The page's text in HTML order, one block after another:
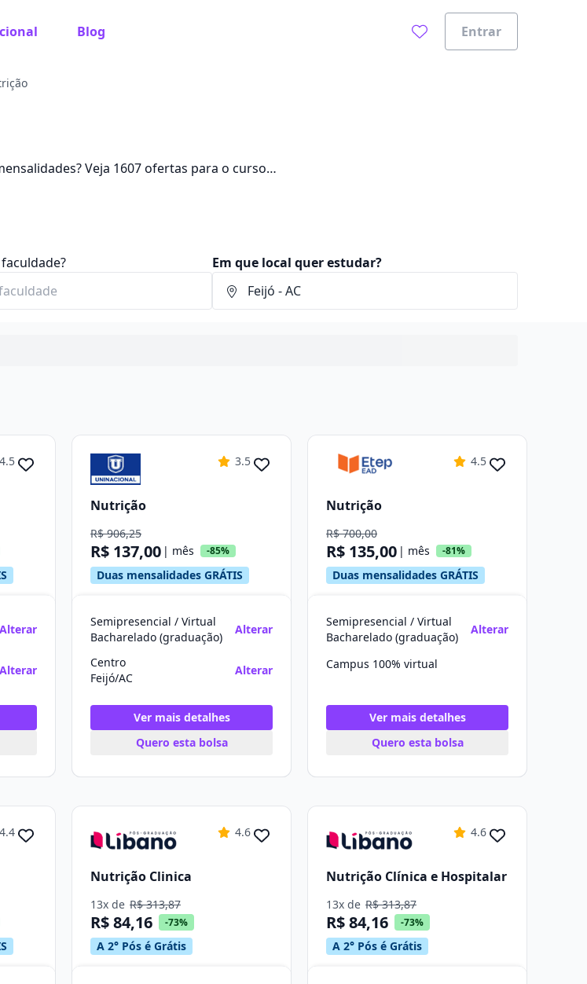
Blog Entrar
Veja 1607 ofertas para o curso
Em que local quer estudar?
4.5
Alterar
Alterar
3.5
Nutrição
R$ 906,25
R$ 137,00 | mês -85%
Duas mensalidades GRÁTIS
Semipresencial / Virtual
Bacharelado (graduação)
Alterar
Centro
Feijó/AC
Alterar
Ver mais detalhes
Quero esta bolsa
4.5
Nutrição
R$ 700,00
R$ 135,00 | mês -81%
Duas mensalidades GRÁTIS
Semipresencial / Virtual
Bacharelado (graduação)
Alterar
Campus 100% virtual
Ver mais detalhes
Quero esta bolsa
4.4 4.6
Nutrição Clinica
13x de R$ 313,87
R$ 84,16 -73%
A 2° Pós é Grátis
4.6
Nutrição Clínica e Hospitalar
13x de R$ 313,87
R$ 84,16 -73%
A 2° Pós é Grátis